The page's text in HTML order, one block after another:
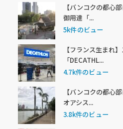
【バンコクの都心
御用達「...
5k件のビュー
【フランス生まれ
「DECATHL...
4.7k件のビュー
【バンコクの都心
オアシス...
3.8k件のビュー